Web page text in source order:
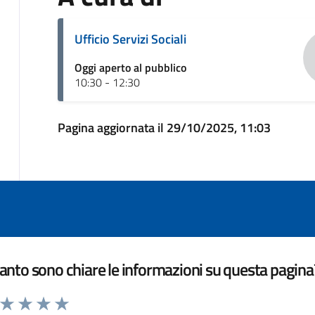
Ufficio Servizi Sociali
Oggi aperto al pubblico
10:30 - 12:30
Pagina aggiornata il 29/10/2025, 11:03
sono chiare le informazioni su questa
da 1 a 5 stelle la pagina